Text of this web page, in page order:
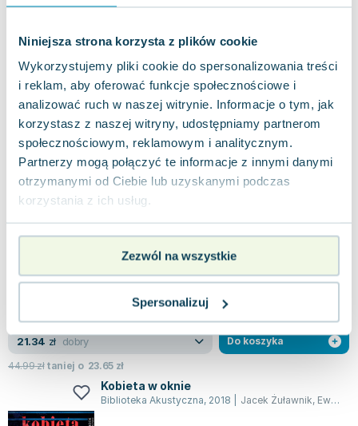
Niniejsza strona korzysta z plików cookie
Wykorzystujemy pliki cookie do spersonalizowania treści
i reklam, aby oferować funkcje społecznościowe i
analizować ruch w naszej witrynie. Informacje o tym, jak
korzystasz z naszej witryny, udostępniamy partnerom
społecznościowym, reklamowym i analitycznym.
Partnerzy mogą połączyć te informacje z innymi danymi
otrzymanymi od Ciebie lub uzyskanymi podczas
korzystania z ich usług.
Zezwól na wszystkie
Spersonalizuj
czytelnikom mocne wrażenia. To książka, prz...
Miękka
Pakujemy jutro
Używana
Wyprzedaż
14.66zł widoczne ślady używania
39.90złtaniej o 25.24zł
Do koszyka
Pielęgniarka
Perfekcyjnie skonstruowany thriller
psychologiczny, w którym medycyna staje się tłem
dla zawiłej i dramatycznej intrygi, pełnej kł...
0.0
Miękka
Pakujemy jutro
Używana
Wyprzedaż
21.34 zł dobry
44.99złtaniej o 23.65 zł
Do koszyka
Kobieta w oknie
Biblioteka Akustyczna, 2018 Jacek Żuławnik, Ewa Abart